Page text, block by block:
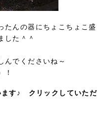
たんの器にちょこちょこ盛
した＾＾
んでくださいね～
！
ます♪ クリックしていただ